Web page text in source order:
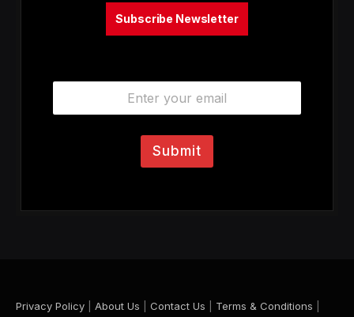
Subscribe Newsletter
E
a
Submit
Privacy Policy About Us Contact Us Terms & Conditions